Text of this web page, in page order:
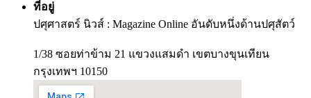
ที่อยู่
ปศุศาสตร์ นิวส์ : Magazine Online อันดับหนึ่งด้านปศุสัตว์
1/38 ซอยท่าข้าม 21 แขวงแสมดำ เขตบางขุนเทียน
กรุงเทพฯ 10150